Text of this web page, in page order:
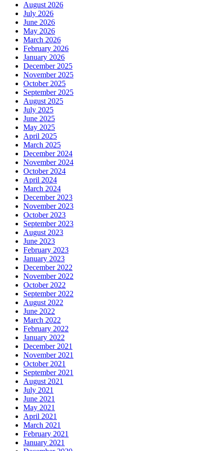
August 2026
July 2026
June 2026
May 2026
March 2026
February 2026
January 2026
December 2025
November 2025
October 2025
September 2025
August 2025
July 2025
June 2025
May 2025
April 2025
March 2025
December 2024
November 2024
October 2024
April 2024
March 2024
December 2023
November 2023
October 2023
September 2023
August 2023
June 2023
February 2023
January 2023
December 2022
November 2022
October 2022
September 2022
August 2022
June 2022
March 2022
February 2022
January 2022
December 2021
November 2021
October 2021
September 2021
August 2021
July 2021
June 2021
May 2021
April 2021
March 2021
February 2021
January 2021